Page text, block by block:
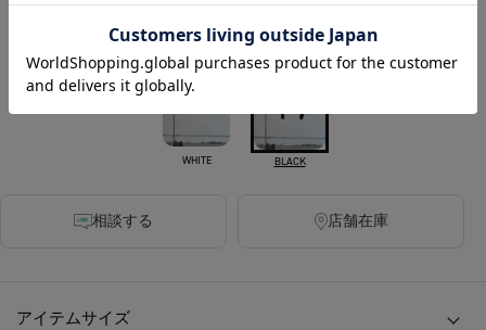
カラー
WHITE BLACK
相談する 店舗在庫
アイテムサイズ